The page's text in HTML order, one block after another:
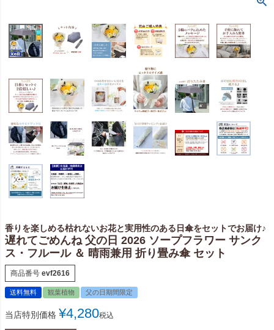
香りを楽しめる枯れないお花と実用性のある日傘をセットでお届け♪
遅れてごめんね 父の日 2026 ソープフラワー サンク
ス・フルール ＆ 晴雨兼用 折り畳み傘 セット
商品番号 evf2616
送料無料 観葉植物 父の日期間限定
当店特別価格 ¥4,280税込